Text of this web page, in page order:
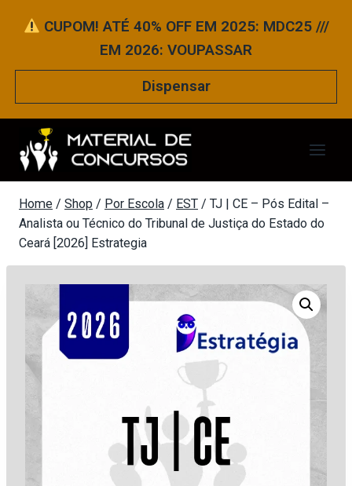
para
CUPOM! ATÉ 40% OFF EM 2025: MDC25 ///
EM 2026: VOUPASSAR
Dispensar
Home / Shop / Por Escola / EST / TJ | CE – Pós Edital –
Analista ou Técnico do Tribunal de Justiça do Estado do
Ceará [2026] Estrategia